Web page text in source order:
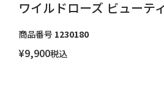
ワイルドローズ ビューテ
商品番号 1230180
¥9,900税込